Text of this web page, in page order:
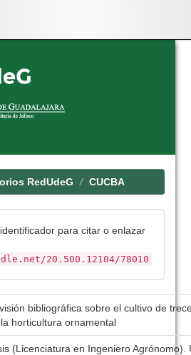
RedUdeG CUCBA
para citar o enlazar
20.500.12104/78010
bibliográfica sobre el cultivo de
horticultura ornamental
(Licenciatura en Ingeniero Agrónomo).